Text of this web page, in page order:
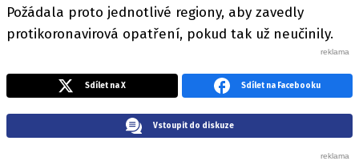
Požádala proto jednotlivé regiony, aby zavedly
protikoronavirová opatření, pokud tak už neučinily.
Sdílet na X Sdílet na Facebooku
Vstoupit do diskuze